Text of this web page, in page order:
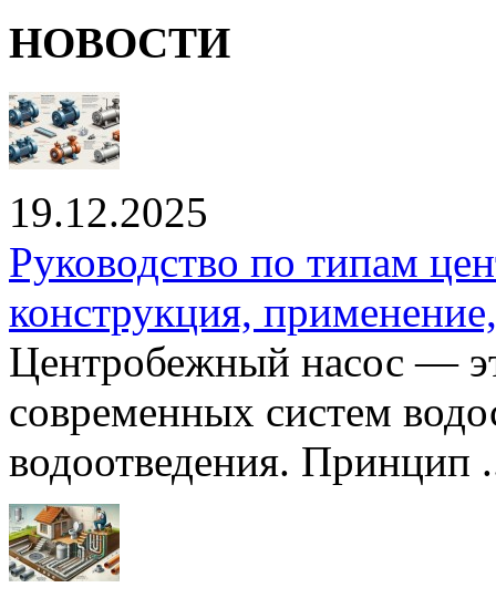
НОВОСТИ
19.12.2025
Руководство по типам
конструкция,
Центробежный насос —
современных систем
водоотведения. Принцип